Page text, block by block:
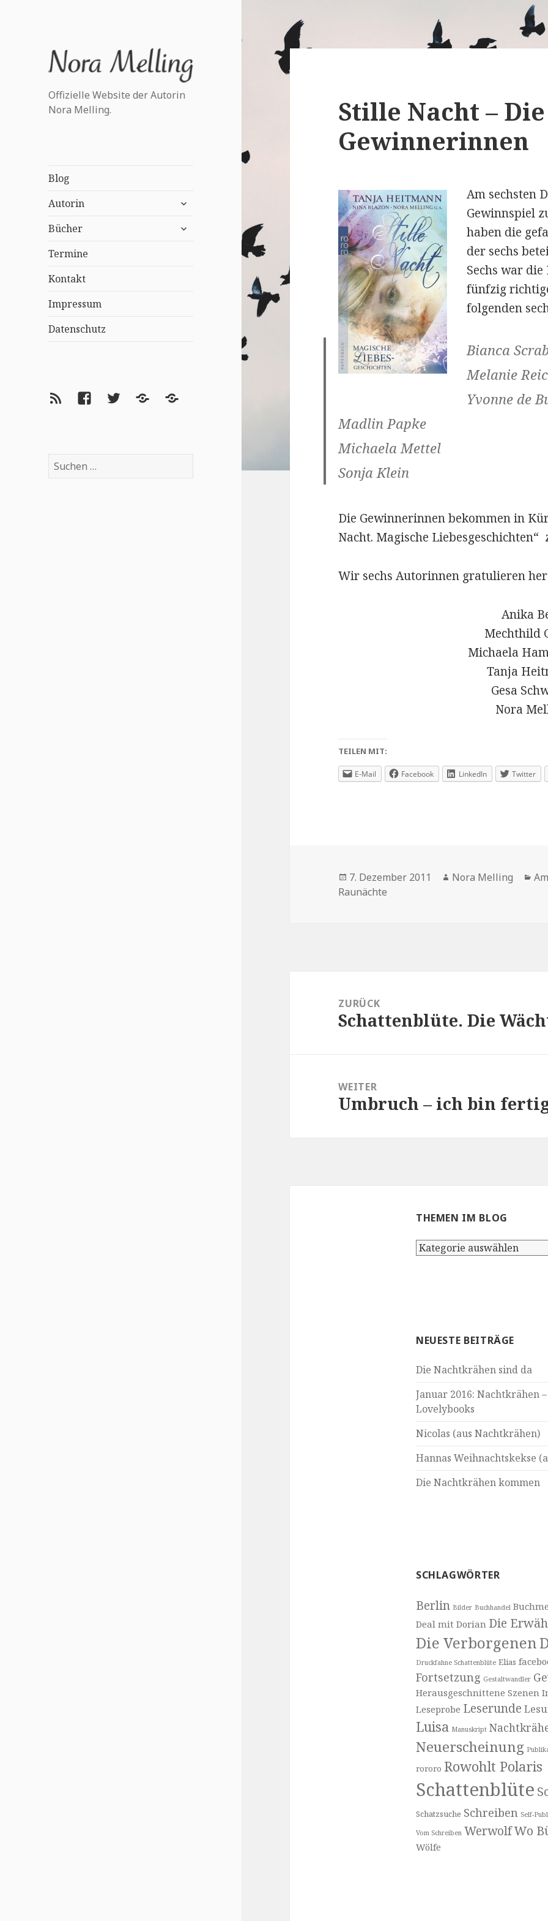
Offizielle Website der Autorin
Nora Melling.
Blog
Autorin
untermenü
Bücher
untermenü
Termine
Kontakt
Impressum
Datenschutz
Feed FacebookTwitterLovelybooks
goodreads
Suchen
Stille Nacht – Die
Gewinnerinnen
Am sechsten
Gewinnspiel
haben die
der sechs
Sechs war
fünfzig
folgenden
Bianca
Melanie
Yvonne de
Madlin Papke
Michaela Mettel
Sonja Klein
Die Gewinnerinnen bekommen in
Nacht. Magische Liebesgeschichten“
Wir sechs Autorinnen gratulieren
Anika
Mechthild
Michaela
Tanja
Gesa
Nora
TEILEN MIT:
E-Mail Facebook LinkedIn Twitter
Veröffentlicht
am
7. Dezember 2011 Autor
Nora Melling
Raunächte
ZURÜCK
Vorheriger
Schattenblüte. Die
WEITER
Nächster
Umbruch – ich bin
THEMEN IM BLOG
Themen
NEUESTE BEITRÄGE
Die Nachtkrähen sind da
Januar 2016: Nachtkrähen
Lovelybooks
Nicolas (aus Nachtkrähen)
Hannas Weihnachtskekse
Die Nachtkrähen kommen
SCHLAGWÖRTER
Berlin Bilder Buchhandel
Deal mit Dorian Die
Die Verborgenen
Druckfahne Schattenblüte Elias
Fortsetzung Gestaltwandler
Herausgeschnittene Szenen
Leseprobe Leserunde
Luisa Manuskript
Neuerscheinung
rororo Rowohlt Polaris
Schattenblüte
Schatzsuche Schreiben Self-
Vom Schreiben WerwolfWo
Wölfe